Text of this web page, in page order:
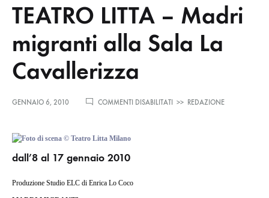
TEATRO LITTA – Madri
migranti alla Sala La
Cavallerizza
GENNAIO 6, 2010 COMMENTI DISABILITATI
SU
>> REDAZIONE
dall’8 al 17 gennaio 2010
Produzione Studio ELC di Enrica Lo Coco